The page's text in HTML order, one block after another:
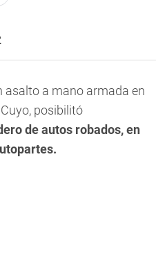
asalto a mano armada en
posibilitó
de autos robados, en